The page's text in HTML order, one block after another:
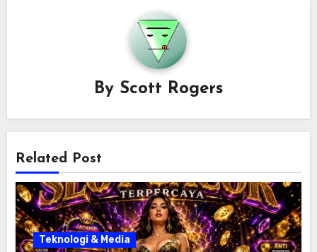
By Scott Rogers
Related Post
Teknologi & Media